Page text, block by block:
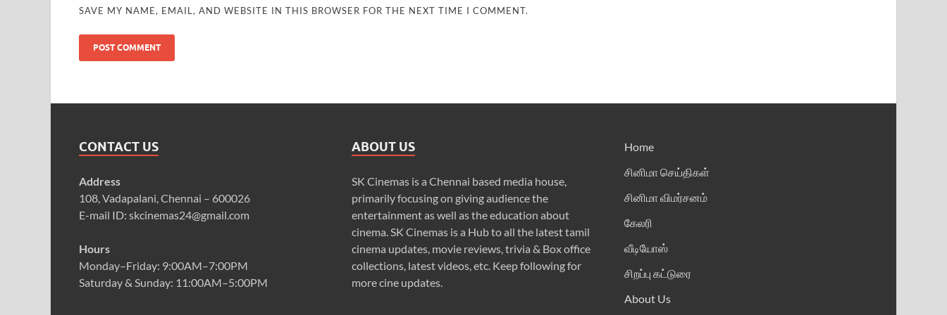
SAVE MY NAME, EMAIL, AND WEBSITE IN THIS BROWSER FOR THE NEXT TIME I COMMENT.
CONTACT US
Address
108, Vadapalani, Chennai – 600026
E-mail ID: skcinemas24@gmail.com
Hours
Monday–Friday: 9:00AM–7:00PM
Saturday & Sunday: 11:00AM–5:00PM
ABOUT US
SK Cinemas is a Chennai based media house,
primarily focusing on giving audience the
entertainment as well as the education about
cinema. SK Cinemas is a Hub to all the latest tamil
cinema updates, movie reviews, trivia & Box office
collections, latest videos, etc. Keep following for
more cine updates.
Home
சினிமா செய்திகள்
சினிமா விமர்சனம்
கேலரி
வீடியோஸ்
சிறப்பு கட்டுரை
About Us